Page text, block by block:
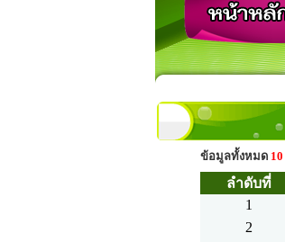
ข้อมูลทั้งหมด 10
ลำดับที่
1
2